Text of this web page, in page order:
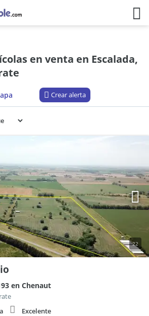
en venta en Escalada,
Crear alerta
22
en Chenaut
Excelente